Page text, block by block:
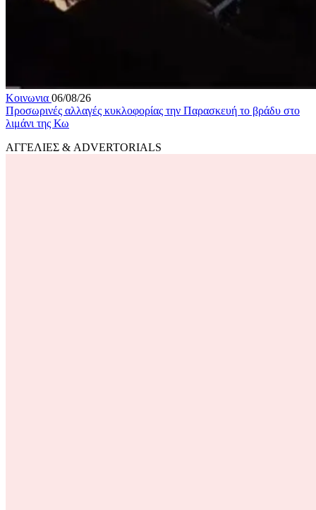
Κοινωνια 06/08/26
Προσωρινές αλλαγές κυκλοφορίας την Παρασκευή το βράδυ στο
λιμάνι της Κω
ΑΓΓΕΛΙΕΣ & ADVERTORIALS